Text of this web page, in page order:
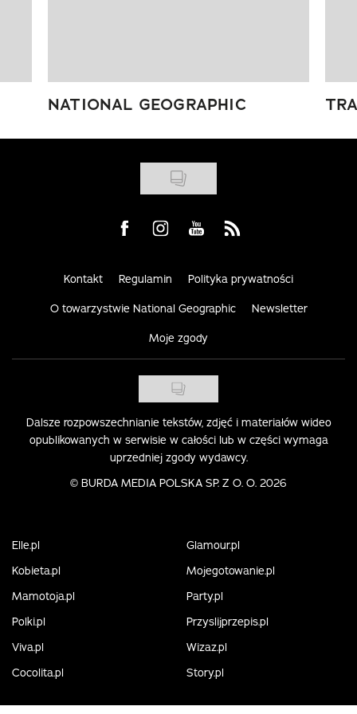
NATIONAL GEOGRAPHIC
Visit us on Facebook
Visit us on Instagram
Visit us on Youtube
Visit us on Rss
Kontakt Regulamin Polityka prywatności
O towarzystwie National Geographic Newsletter
Moje zgody
Dalsze rozpowszechnianie tekstów, zdjęć i materiałów wideo
opublikowanych w serwisie w całości lub w części wymaga
uprzedniej zgody wydawcy.
© BURDA MEDIA POLSKA SP. Z O. O. 2026
Elle.pl
Glamour.pl
Kobieta.pl
Mojegotowanie.pl
Mamotoja.pl
Party.pl
Polki.pl
Przyslijprzepis.pl
Viva.pl
Wizaz.pl
Cocolita.pl
Story.pl